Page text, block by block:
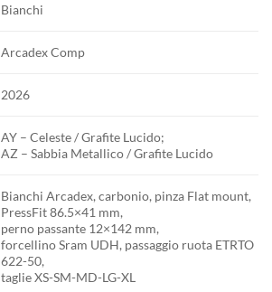
Bianchi
Arcadex Comp
2026
AY – Celeste / Grafite Lucido;
AZ – Sabbia Metallico / Grafite Lucido
Bianchi Arcadex, carbonio, pinza Flat mount,
PressFit 86.5×41 mm,
perno passante 12×142 mm,
forcellino Sram UDH, passaggio ruota ETRTO
622-50,
taglie XS-SM-MD-LG-XL